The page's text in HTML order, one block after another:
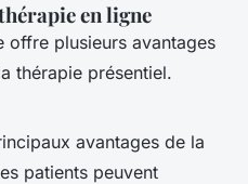
en ligne
offre plusieurs avantages
thérapie présentiel.
avantages de la
patients peuvent